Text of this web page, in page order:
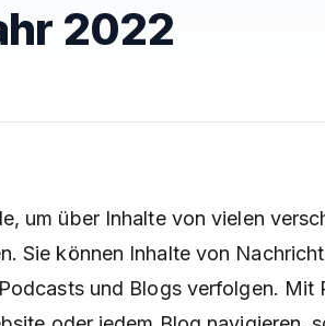
2022
um über Inhalte von vielen
Sie können Inhalte von
und Blogs verfolgen. Mit